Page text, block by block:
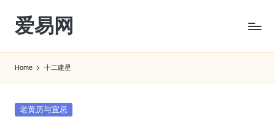
Skip
content
爱易网
转
农
Home 十二建星
Posted
老黄历与宜忌